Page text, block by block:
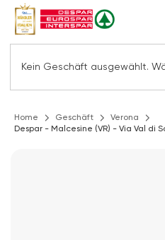
Home Geschäft
Verona
Despar - Malcesine (VR) - Via Val di